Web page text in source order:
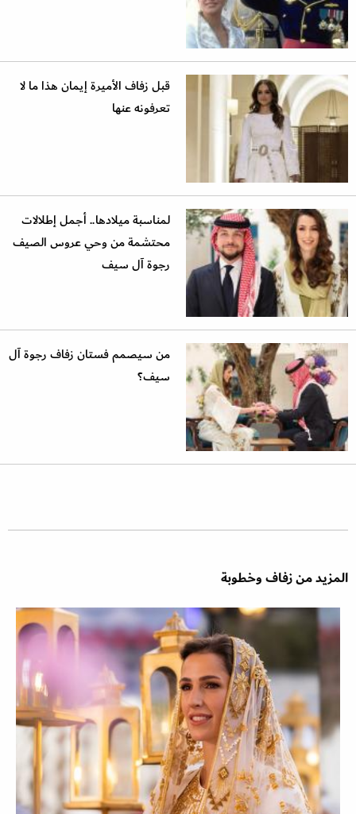
قبل زفاف الأميرة إيمان هذا ما لا
تعرفونه عنها
لمناسبة ميلادها.. أجمل إطلالات
محتشمة من وحي عروس الصيف
رجوة آل سيف
من سيصمم فستان زفاف رجوة آل
سيف؟
المزيد من زفاف وخطوبة